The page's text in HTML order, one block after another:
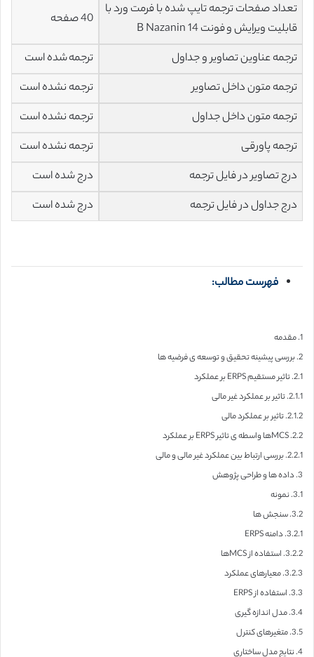
تعداد صفحات ترجمه تایپ شده با فرمت ورد با
قابلیت ویرایش و فونت 14 B Nazanin
40 صفحه
ترجمه عناوین تصاویر و جداول
ترجمه شده است
ترجمه متون داخل تصاویر
ترجمه نشده است
ترجمه متون داخل جداول
ترجمه نشده است
ترجمه پاورقی
ترجمه نشده است
درج تصاویر در فایل ترجمه
درج شده است
درج جداول در فایل ترجمه
درج شده است
فهرست مطالب:
1. مقدمه
2. بررسی پیشینه تحقیق و توسعه ی فرضیه ها
2.1. تاثیر مستقیم ERPS بر عملکرد
2.1.1. تاثیر بر عملکرد غیر مالی
2.1.2. تاثیر بر عملکرد مالی
2.2. MCSها واسطه ی تاثیر ERPS بر عملکرد
2.2.1. بررسی ارتباط بین عملکرد غیر مالی و مالی
3. داده ها و طراحی پژوهش
3.1. نمونه
3.2. سنجش ها
3.2.1. دامنه ERPS
3.2.2. استفاده از MCSها
3.2.3. معیارهای عملکرد
3.3. استفاده از ERPS
3.4. مدل اندازه گیری
3.5. متغیرهای کنترل
4. نتایج مدل ساختاری